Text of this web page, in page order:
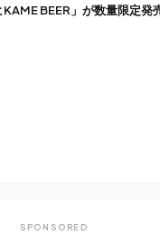
KAME BEER」が数量限定発
SPONSORED